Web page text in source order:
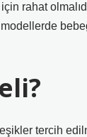
rahat
modellerde
tercih